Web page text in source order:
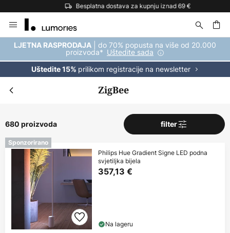
Besplatna dostava za kupnju iznad 69 €
to
Content
LJETNA RASPRODAJA | do 70% popusta na više od 20.000
proizvoda* Uštedite sada
Uštedite 15% prilikom registracije na newsletter
ZigBee
680 proizvoda filter
Sponzorirano
Philips Hue Gradient Signe LED podna
svjetiljka bijela
357,13 €
Na lageru